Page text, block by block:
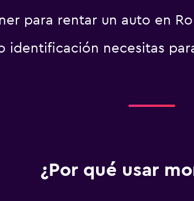
para rentar un auto en
identificación necesitas
¿Por qué usar